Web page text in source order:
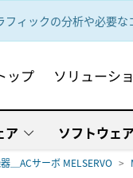
ィックの分析や必要
ップ ソリューシ
ア ソフトウェア
＿ACサーボ MELSERVO